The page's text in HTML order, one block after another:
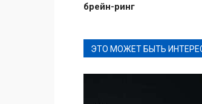
брейн-ринг
ЭТО МОЖЕТ БЫТЬ